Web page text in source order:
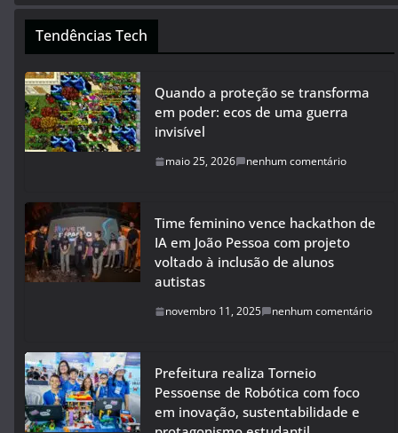
Tendências Tech
Quando a proteção se transforma
em poder: ecos de uma guerra
invisível
maio 25, 2026 nenhum comentário
Time feminino vence hackathon de
IA em João Pessoa com projeto
voltado à inclusão de alunos
autistas
novembro 11, 2025 nenhum comentário
Prefeitura realiza Torneio
Pessoense de Robótica com foco
em inovação, sustentabilidade e